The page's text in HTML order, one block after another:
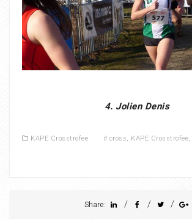
4. Jolien Denis
KAPE Crosstrofee # cross, KAPE Crosstrofee,
Share: / / /